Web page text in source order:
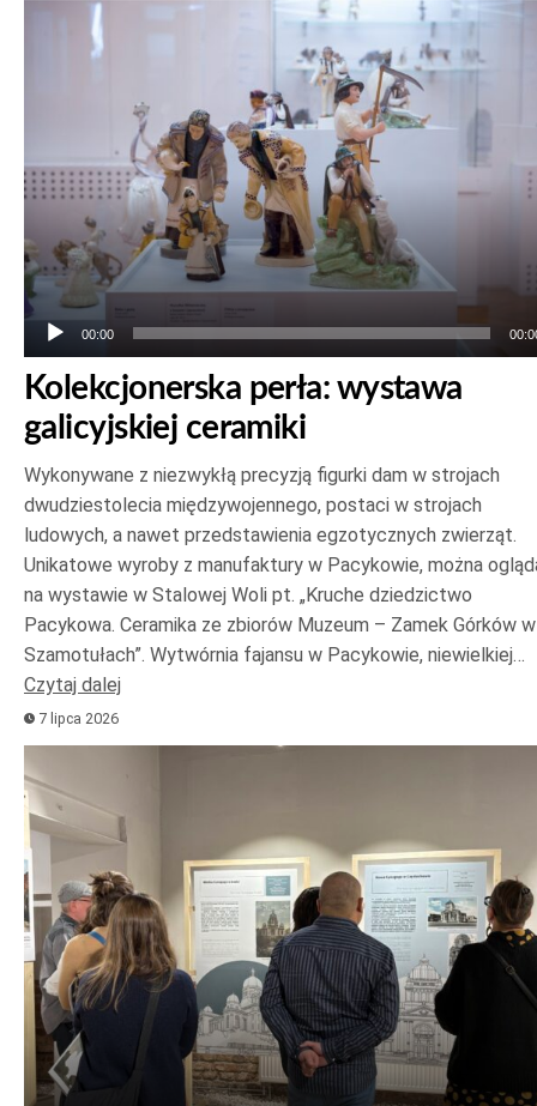
Odtwarzacz
00:00
Kolekcjonerska perła: wystawa
galicyjskiej ceramiki
Wykonywane z niezwykłą precyzją figurki dam w strojach
dwudziestolecia międzywojennego, postaci w strojach
ludowych, a nawet przedstawienia egzotycznych zwierząt.
Unikatowe wyroby z manufaktury w Pacykowie, można
na wystawie w Stalowej Woli pt. „Kruche dziedzictwo
Pacykowa. Ceramika ze zbiorów Muzeum – Zamek Górków w
Szamotułach”. Wytwórnia fajansu w Pacykowie, niewielkiej…
Czytaj dalej
7 lipca 2026
Odtwarzacz
plików
dźwiękowych